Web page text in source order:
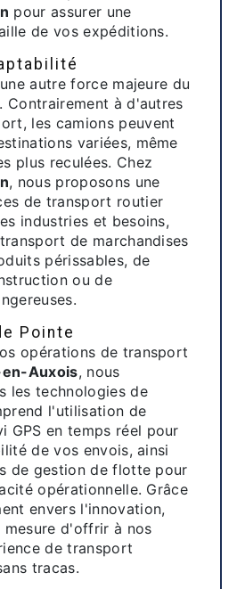
pour assurer une
de vos expéditions.
autre force majeure du
Contrairement à d'autres
les camions peuvent
variées, même
plus reculées. Chez
, nous proposons une
de transport routier
industries et besoins,
de marchandises
périssables, de
ou de
Pointe
opérations de transport
Auxois, nous
les technologies de
l'utilisation de
GPS en temps réel pour
de vos envois, ainsi
de gestion de flotte pour
opérationnelle. Grâce
envers l'innovation,
mesure d'offrir à nos
de transport
tracas.